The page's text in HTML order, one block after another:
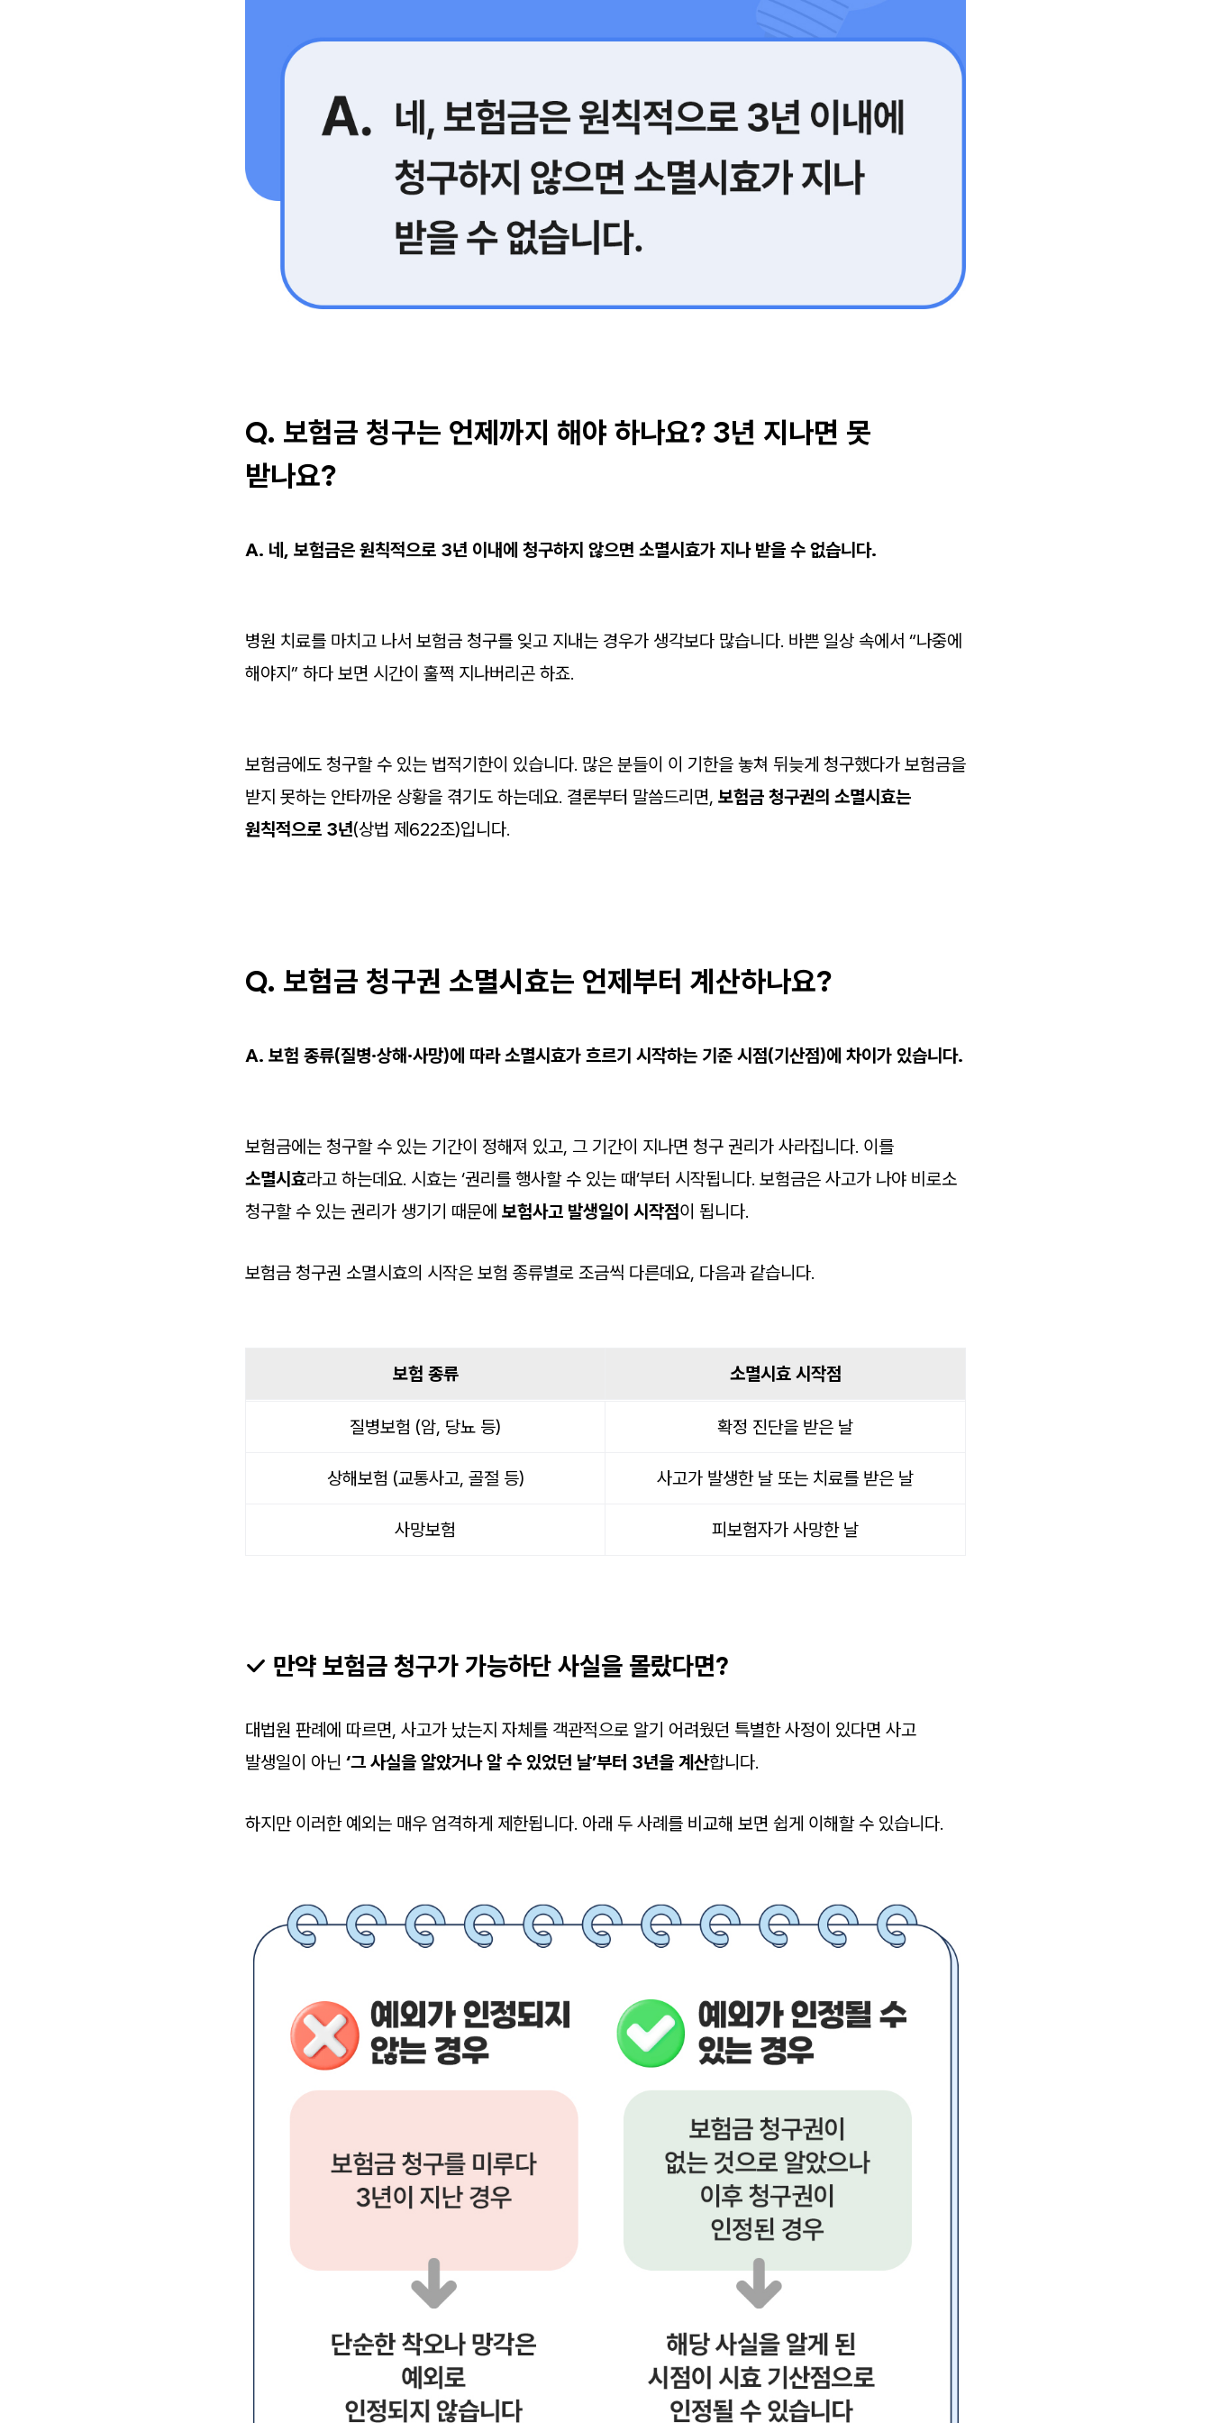
Q. 보험금 청구는 언제까지 해야 하나요? 3년 지나면 못
받나요?
A. 네, 보험금은 원칙적으로 3년 이내에 청구하지 않으면 소멸시효가 지나 받을 수 없습니다.
병원 치료를 마치고 나서 보험금 청구를 잊고 지내는 경우가 생각보다 많습니다. 바쁜 일상 속에서 “나중에
해야지” 하다 보면 시간이 훌쩍 지나버리곤 하죠.
보험금에도 청구할 수 있는 법적기한이 있습니다. 많은 분들이 이 기한을 놓쳐 뒤늦게 청구했다가 보험금을
받지 못하는 안타까운 상황을 겪기도 하는데요. 결론부터 말씀드리면, 보험금 청구권의 소멸시효는
원칙적으로 3년(상법 제622조)입니다.
Q. 보험금 청구권 소멸시효는 언제부터 계산하나요?
A. 보험 종류(질병·상해·사망)에 따라 소멸시효가 흐르기 시작하는 기준 시점(기산점)에 차이가 있습니다.
보험금에는 청구할 수 있는 기간이 정해져 있고, 그 기간이 지나면 청구 권리가 사라집니다. 이를
소멸시효라고 하는데요. 시효는 ‘권리를 행사할 수 있는 때’부터 시작됩니다. 보험금은 사고가 나야 비로소
청구할 수 있는 권리가 생기기 때문에 보험사고 발생일이 시작점이 됩니다.
보험금 청구권 소멸시효의 시작은 보험 종류별로 조금씩 다른데요, 다음과 같습니다.
보험 종류 소멸시효 시작점
질병보험 (암, 당뇨 등) 확정 진단을 받은 날
상해보험 (교통사고, 골절 등) 사고가 발생한 날 또는 치료를 받은 날
사망보험 피보험자가 사망한 날
✓ 만약 보험금 청구가 가능하단 사실을 몰랐다면?
대법원 판례에 따르면, 사고가 났는지 자체를 객관적으로 알기 어려웠던 특별한 사정이 있다면 사고
발생일이 아닌 ‘그 사실을 알았거나 알 수 있었던 날’부터 3년을 계산합니다.
하지만 이러한 예외는 매우 엄격하게 제한됩니다. 아래 두 사례를 비교해 보면 쉽게 이해할 수 있습니다.